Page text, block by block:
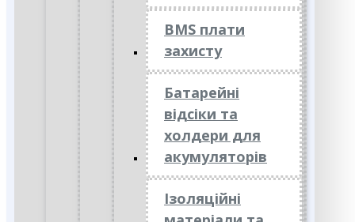
BMS плати
захисту
Батарейні
відсіки та
холдери для
акумуляторів
Ізоляційні